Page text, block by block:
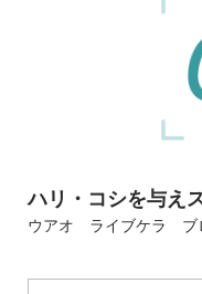
ハリ・コシを与え
ウアオ ライブケラ ブ